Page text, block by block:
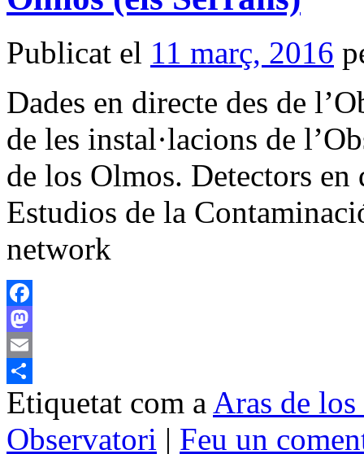
Publicat el 11 març, 2016
Dades en directe des de
de les instal·lacions de
de los Olmos. Detectors en
Estudios de la
network
Facebook
Mastodon
Email
Comparteix
Etiquetat com a Aras de
Observatori | Feu un